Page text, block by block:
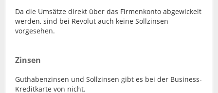
Da die Umsätze direkt über das Firmenkonto abgewickelt
werden, sind bei Revolut auch keine Sollzinsen
vorgesehen.
Zinsen
Guthabenzinsen und Sollzinsen gibt es bei der Business-
Kreditkarte von nicht.